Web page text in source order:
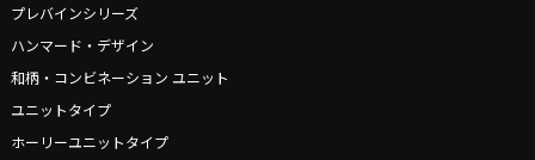
プレバインシリーズ
ハンマード・デザイン
和柄・コンビネーション ユニット
ユニットタイプ
ホーリーユニットタイプ